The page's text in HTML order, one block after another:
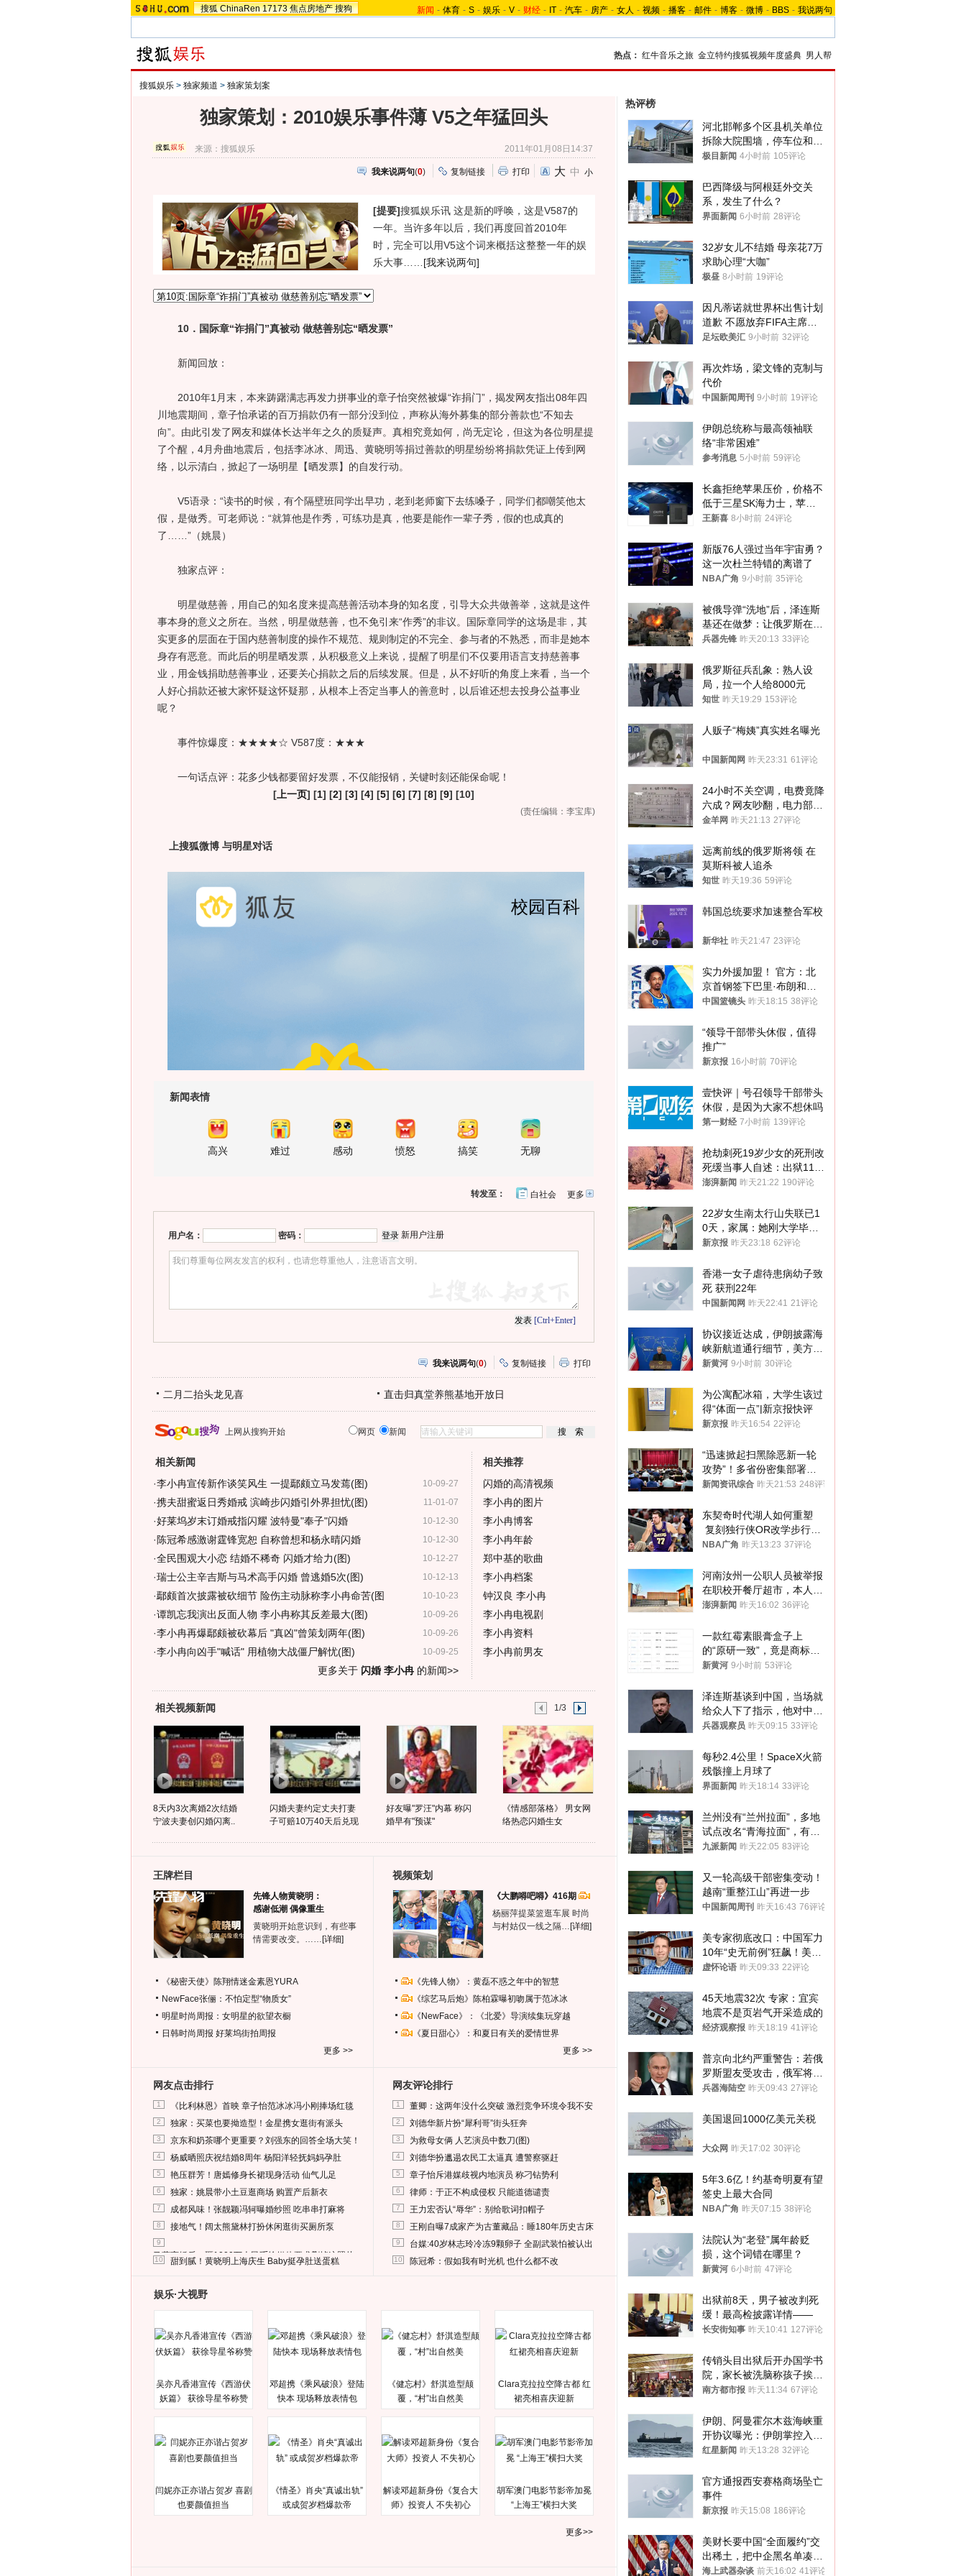
搜狐 ChinaRen 17173 焦点房地产 搜狗 新闻 - 体育 - S - 娱乐 - V - 财经 - IT - 汽车 - 房产 - 女人 - 视频 - 播客 - 邮件 - 博客 - 微博 - BBS - 我说两句
热点： 红牛音乐之旅 金立特约搜狐视频年度盛典 男人帮
搜狐娱乐 > 独家频道 > 独家策划案
独家策划：2010娱乐事件薄 V5之年猛回头
来源：搜狐娱乐 2011年01月08日14:37
我来说两句(0) 复制链接 打印 大 中 小
[提要]搜狐娱乐讯 这是新的呼唤，这是V587的
一年。当许多年以后，我们再度回首2010年
时，完全可以用V5这个词来概括这整整一年的娱
乐大事…… [我来说两句]
10．国际章“诈捐门”真被动 做慈善别忘“晒发票”
新闻回放：
2010年1月末，本来踌躇满志再发力拼事业的章子怡突然被爆“诈捐门”，揭发网友指出08年四
川地震期间，章子怡承诺的百万捐款仍有一部分没到位，声称从海外募集的部分善款也“不知去
向”。由此引发了网友和媒体长达半年之久的质疑声。真相究竟如何，尚无定论，但这为各位明星提
了个醒，4月舟曲地震后，包括李冰冰、周迅、黄晓明等捐过善款的明星纷纷将捐款凭证上传到网
络，以示清白，掀起了一场明星【晒发票】的自发行动。
V5语录：“读书的时候，有个隔壁班同学出早功，老到老师窗下去练嗓子，同学们都嘲笑他太
假，是做秀。可老师说：“就算他是作秀，可练功是真，他要是能作一辈子秀，假的也成真的
了……”（姚晨）
独家点评：
明星做慈善，用自己的知名度来提高慈善活动本身的知名度，引导大众共做善举，这就是这件
事本身的意义之所在。当然，明星做慈善，也不免引来“作秀”的非议。国际章同学的这场是非，其
实更多的层面在于国内慈善制度的操作不规范、规则制定的不完全、参与者的不熟悉，而非是她本
身存有恶意。而此后的明星晒发票，从积极意义上来说，提醒了明星们不仅要用语言支持慈善事
业，用金钱捐助慈善事业，还要关心捐款之后的后续发展。但是，从不好听的角度上来看，当一个
人好心捐款还被大家怀疑这怀疑那，从根本上否定当事人的善意时，以后谁还想去投身公益事业
呢？
事件惊爆度：★★★★☆ V587度：★★★
一句话点评：花多少钱都要留好发票，不仅能报销，关键时刻还能保命呢！
[ 上一页] [1] [2] [3] [4] [5] [6] [7] [8] [9] [10]
(责任编辑：李宝库)
上搜狐微博 与明星对话
新闻表情
高兴 难过 感动 愤怒 搞笑 无聊
更多开
转发至： 白社会
用户名： 密码： 新用户注册
[Ctrl+Enter]
我来说两句(0) 复制链接 打印
二月二抬头龙见喜 直击归真堂养熊基地开放日
上网从搜狗开始 网页 新闻
相关新闻
10-09-27
·李小冉宣传新作谈笑风生 一提鄢颇立马发蔫(图)
11-01-07
·携夫甜蜜返日秀婚戒 滨崎步闪婚引外界担忧(图)
10-12-30
·好莱坞岁末订婚戒指闪耀 波特曼"奉子"闪婚
10-12-30
· 陈冠希感激谢霆锋宽恕 自称曾想和杨永晴闪婚
10-12-27
·全民围观大小恋 结婚不稀奇 闪婚才给力(图)
10-12-13
·瑞士公主辛吉斯与马术高手闪婚 曾逃婚5次(图)
10-10-23
·鄢颇首次披露被砍细节 险伤主动脉称李小冉命苦(图
10-09-26
·谭凯忘我演出反面人物 李小冉称其反差最大(图)
10-09-26
·李小冉再爆鄢颇被砍幕后 "真凶"曾策划两年(图)
10-09-25
·李小冉向凶手"喊话" 用植物大战僵尸解忧(图)
更多关于 闪婚 李小冉的新闻>>
相关推荐
闪婚的高清视频
李小冉的图片
李小冉博客
李小冉年龄
郑中基的歌曲
李小冉档案
钟汉良 李小冉
李小冉电视剧
李小冉资料
李小冉前男友
相关视频新闻 1/3
8天内3次离婚2次结婚
宁波夫妻创闪婚闪离..
闪婚夫妻约定丈夫打妻
子可赔10万40天后兑现
好友曝"罗汪"内幕 称闪
婚早有"预谋"
《情感部落格》 男女网
络热恋闪婚生女
王牌栏目
先锋人物黄晓明：
感谢低潮 偶像重生
黄晓明开始意识到，有些事
情需要改变。…… [详细]
《秘密天使》陈翔情迷金素恩YURA
NewFace张俪：不怕定型“物质女”
明星时尚周报：女明星的欲望衣橱
日韩时尚周报 好莱坞街拍周报
更多 >>
视频策划
《大鹏嘚吧嘚》416期
杨丽萍提菜篮逛车展 时尚
与村姑仅一线之隔… [详细]
《先锋人物》：黄磊不惑之年中的智慧
《综艺马后炮》陈柏霖曝初吻属于范冰冰
《NewFace》：《北爱》导演续集玩穿越
《夏日甜心》：和夏日有关的爱情世界
更多 >>
网友点击排行
1 《比利林恩》首映 章子怡范冰冰冯小刚捧场红毯
2 独家：买菜也要拗造型！金星携女逛街有派头
3 京东和奶茶哪个更重要？刘强东的回答全场大笑！
4 杨威晒照庆祝结婚8周年 杨阳洋轻抚妈妈孕肚
5 艳压群芳！唐嫣修身长裙现身活动 仙气儿足
6 独家：姚晨带小土豆逛商场 购置产后新衣
7 成都风味！张靓颖冯轲曝婚纱照 吃串串打麻将
8 接地气！阔太熊黛林打扮休闲逛街买厕所泵
9
马蓉离婚后，砸1000万人民币给媒体要求删掉这照片
10 甜到腻！黄晓明上海庆生 Baby挺孕肚送蛋糕
网友评论排行
1 董卿：这两年没什么突破 激烈竞争环境令我不安
2 刘德华新片扮“犀利哥”街头狂奔
3 为救母女俩 人艺演员中数刀(图)
4 刘德华扮邋遢农民工太逼真 遭警察驱赶
5 章子怡斥港媒歧视内地演员 称刁钻势利
6 律师：于正不构成侵权 只能道德谴责
7 王力宏否认“辱华”：别给歌词扣帽子
8 王刚自曝7成家产为古董藏品：睡180年历史古床
9 台媒:40岁林志玲冷冻9颗卵子 全副武装怕被认出
10 陈冠希：假如我有时光机 也什么都不改
娱乐·大视野
吴亦凡香港宣传《西游伏
妖篇》 获徐导星爷称赞
邓超携《乘风破浪》登陆
快本 现场释放表情包
《健忘村》舒淇造型颠
覆，“村”出自然美
Clara克拉拉空降古都 红
裙亮相喜庆迎新
闫妮亦正亦谐占贺岁 喜剧
也要颜值担当
《情圣》肖央“真诚出轨”
或成贺岁档爆款帝
解读邓超新身份《复合大
师》投资人 不失初心
胡军澳门电影节影帝加冕
“上海王”横扫大奖
更多>>
热评榜
河北邯郸多个区县机关单位
拆除大院围墙，停车位和厕
所免费开放，当地多部门回
极目新闻 4小时前 105评论
巴西降级与阿根廷外交关
系，发生了什么？
界面新闻 6小时前 28评论
32岁女儿不结婚 母亲花7万
求助心理“大咖”
极昼 8小时前 19评论
因凡蒂诺就世界杯出售计划
道歉 不愿放弃FIFA主席职
位
足坛欧美汇 9小时前 32评论
再次炸场，梁文锋的克制与
代价
中国新闻周刊 9小时前 19评论
伊朗总统称与最高领袖联
络“非常困难”
参考消息 5小时前 59评论
长鑫拒绝苹果压价，价格不
低于三星SK海力士，苹果
失去了议价权
王新喜 8小时前 24评论
新版76人强过当年宇宙勇？
这一次杜兰特错的离谱了
NBA广角 9小时前 35评论
被俄导弹“洗地”后，泽连斯
基还在做梦：让俄罗斯在冬
季前求和？
兵器先锋 昨天20:13 33评论
俄罗斯征兵乱象：熟人设
局，拉一个人给8000元
知世 昨天19:29 153评论
人贩子“梅姨”真实姓名曝光
中国新闻网 昨天23:31 61评论
24小时不关空调，电费竟降
六成？网友吵翻，电力部门
回应→
金羊网 昨天21:13 27评论
远离前线的俄罗斯将领 在
莫斯科被人追杀
知世 昨天19:36 59评论
韩国总统要求加速整合军校
新华社 昨天21:47 23评论
实力外援加盟！ 官方：北
京首钢签下巴里·布朗和桑
普森
中国篮镜头 昨天18:15 38评论
“领导干部带头休假，值得
推广”
新京报 16小时前 70评论
壹快评｜号召领导干部带头
休假，是因为大家不想休吗
第一财经 7小时前 139评论
抢劫刺死19岁少女的死刑改
死缓当事人自述：出狱11年
间始终刻意躲避被害人家属
澎湃新闻 昨天21:22 190评论
22岁女生南太行山失联已1
0天，家属：她刚大学毕业
想到山里旅行
新京报 昨天23:18 62评论
香港一女子虐待患病幼子致
死 获刑22年
中国新闻网 昨天22:41 21评论
协议接近达成，伊朗披露海
峡新航道通行细节，美方再
提“倒计时”
新黄河 9小时前 30评论
为公寓配冰箱，大学生该过
得“体面一点”|新京报快评
新京报 昨天16:54 22评论
“迅速掀起扫黑除恶新一轮
攻势”！多省份密集部署，
公布举报方式
新闻资讯综合 昨天21:53 248评论
东契奇时代湖人如何重塑
复刻独行侠OR改学步行
者？
NBA广角 昨天13:23 37评论
河南汝州一公职人员被举报
在职校开餐厅超市，本人回
应称“是给别人帮忙”
澎湃新闻 昨天16:02 36评论
一款红霉素眼膏盒子上
的“原研一致”，竟是商标！
律师：极易误导消费者；网
新黄河 9小时前 53评论
泽连斯基谈到中国，当场就
给众人下了指示，他对中国
和中乌关系，显然又有了新
兵器观察员 昨天09:15 33评论
每秒2.4公里！SpaceX火箭
残骸撞上月球了
界面新闻 昨天18:14 33评论
兰州没有“兰州拉面”，多地
试点改名“青海拉面”，有商
家改名已两年
九派新闻 昨天22:05 83评论
又一轮高级干部密集变动！
越南“重整江山”再进一步
中国新闻周刊 昨天16:43 76评论
美专家彻底改口：中国军力
10年“史无前例”狂飙！美军
真慌了
虚怀论语 昨天09:33 22评论
45天地震32次 专家：宜宾
地震不是页岩气开采造成的
经济观察报 昨天18:19 41评论
普京向北约严重警告：若俄
罗斯盟友受攻击，俄军将动
用核武器保护
兵器海陆空 昨天09:43 27评论
美国退回1000亿美元关税
大众网 昨天17:02 30评论
5年3.6亿！约基奇明夏有望
签史上最大合同
NBA广角 昨天07:15 38评论
法院认为“老登”属年龄贬
损，这个词错在哪里？
新黄河 6小时前 47评论
出狱前8天，男子被改判死
缓！最高检披露详情——
长安街知事 昨天10:41 127评论
传销头目出狱后开办国学书
院，家长被洗脑称孩子挨打
才有效果
南方都市报 昨天11:34 67评论
伊朗、阿曼霍尔木兹海峡重
开协议曝光：伊朗掌控入湾
航道，与阿曼平分“服务费”
红星新闻 昨天13:28 32评论
官方通报西安赛格商场坠亡
事件
新京报 昨天15:08 186评论
美财长要中国“全面履约”交
出稀土，把中企黑名单凑到
187家，中方做最坏打算
海上武器杂谈 前天16:02 41评论